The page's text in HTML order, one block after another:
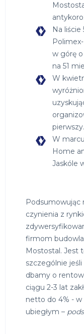
Na
w górę o
na 51
W
pierwszy.
W
Home
Jaskóle
Podsumowując
czynienia z
firmom
Mostostal. Jest
szczególnie
dbamy o
ciągu 2-3 lat
netto do 4% - w
ubiegłym –